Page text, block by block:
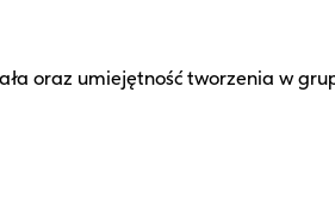
oraz umiejętność tworzenia w